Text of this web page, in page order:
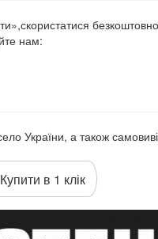
нам:
України, а також
Купити в 1 клік